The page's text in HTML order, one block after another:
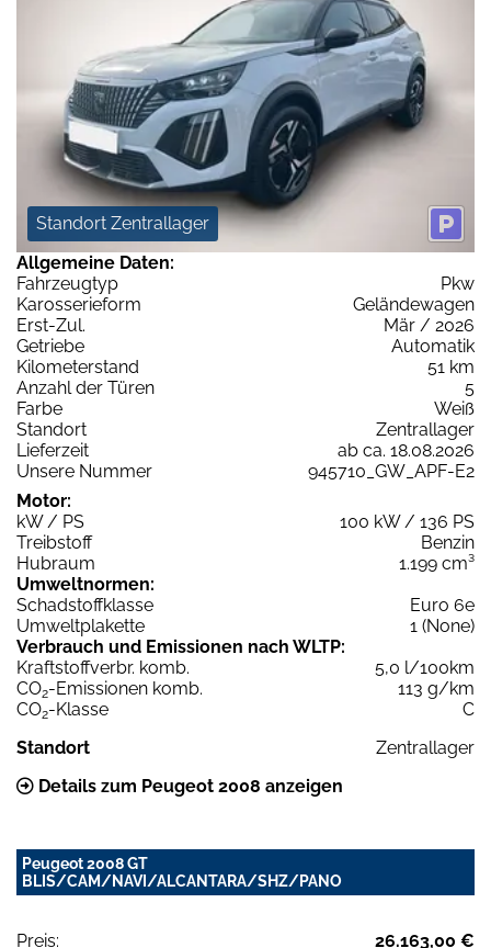
Standort Zentrallager
Allgemeine Daten:
Fahrzeugtyp
Pkw
Karosserieform
Geländewagen
Erst-Zul.
Mär / 2026
Getriebe
Automatik
Kilometerstand
51 km
Anzahl der Türen
5
Farbe
Weiß
Standort
Zentrallager
Lieferzeit
ab ca. 18.08.2026
Unsere Nummer
945710_GW_APF-E2
Motor:
kW / PS
100 kW / 136 PS
Treibstoff
Benzin
Hubraum
1.199 cm³
Umweltnormen:
Schadstoffklasse
Euro 6e
Umweltplakette
1 (None)
Verbrauch und Emissionen nach WLTP:
Kraftstoffverbr. komb.
5,0 l/100km
CO2-Emissionen komb.
113 g/km
CO2-Klasse
C
Standort
Zentrallager
Details zum Peugeot 2008 anzeigen
Peugeot 2008 GT
BLIS/CAM/NAVI/ALCANTARA/SHZ/PANO
Preis: 26.163,00 €